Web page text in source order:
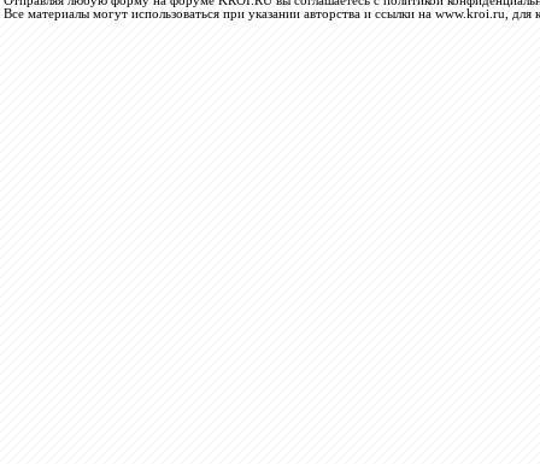
Все материалы могут использоваться при указании авторства и ссылки на www.kroi.ru, для